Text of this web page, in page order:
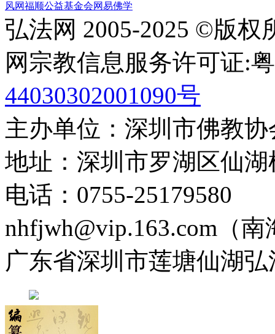
风网福顺公益基金会网易佛学
弘法网 2005-2025 ©版权
网宗教信息服务许可证:
44030302001090号
主办单位：深圳市佛教
地址：深圳市罗湖区仙
电话：0755-25179580
nhfjwh@vip.163.com（南
广东省深圳市莲塘仙湖弘